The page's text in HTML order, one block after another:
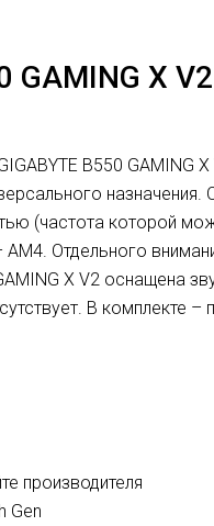
X
B550 GAMING X
(частота которой
Отдельного
X V2 оснащена
В комплекте –
производителя
Gen